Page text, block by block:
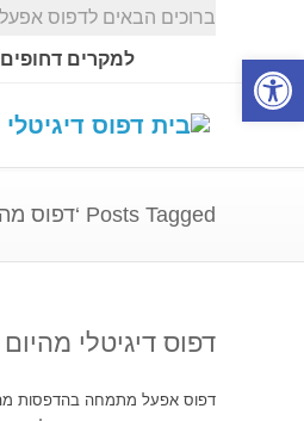
ברוכים הבאים לדפוס אפעל
למקרים דחופים
Posts Tagged ‘דפוס מהיום להיום’
דפוס דיגיטלי
דפוס אפעל מתמחה בהדפסות
פתח סרגל נגישות